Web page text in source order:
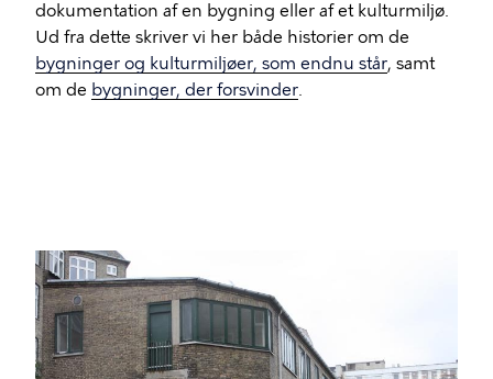
dokumentation af en bygning eller af et kulturmiljø.
Ud fra dette skriver vi her både historier om de
bygninger og kulturmiljøer, som endnu står, samt
om de bygninger, der forsvinder.